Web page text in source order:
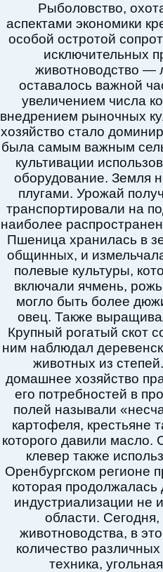
Рыболовство,
аспектами экономики
особой остротой
исключительных
животноводство —
оставалось важной
увеличением числа
внедрением рыночных
хозяйство стало
была самым важным
культивации
оборудование. Земля
плугами. Урожай
транспортировали на
наиболее
Пшеница хранилась в
общинных, и
полевые культуры,
включали ячмень,
могло быть более
овец. Также
Крупный рогатый скот
ним наблюдал
животных из
домашнее хозяйство
его потребностей в
полей называли
картофеля, крестьяне
которого давили масло.
клевер также
Оренбургском регионе
которая продолжалась
индустриализации не
области.
животноводства, в
количество
техника,